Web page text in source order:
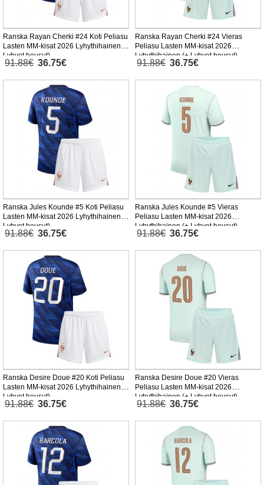
Ranska Rayan Cherki #24 Koti Peliasu
Lasten MM-kisat 2026 Lyhythihainen (+
Lyhyet housut)
91.88€ 36.75€
Ranska Rayan Cherki #24 Vieras
Peliasu Lasten MM-kisat 2026
Lyhythihainen (+ Lyhyet housut)
91.88€ 36.75€
Ranska Jules Kounde #5 Koti Peliasu
Lasten MM-kisat 2026 Lyhythihainen (+
Lyhyet housut)
91.88€ 36.75€
Ranska Jules Kounde #5 Vieras
Peliasu Lasten MM-kisat 2026
Lyhythihainen (+ Lyhyet housut)
91.88€ 36.75€
Ranska Desire Doue #20 Koti Peliasu
Lasten MM-kisat 2026 Lyhythihainen (+
Lyhyet housut)
91.88€ 36.75€
Ranska Desire Doue #20 Vieras
Peliasu Lasten MM-kisat 2026
Lyhythihainen (+ Lyhyet housut)
91.88€ 36.75€